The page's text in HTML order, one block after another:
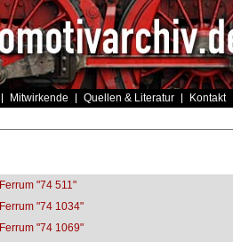
Mitwirkende Quellen & Literatur Kontakt
Ferrum "74 511"
Ferrum "74 1034"
Ferrum "74 1069"